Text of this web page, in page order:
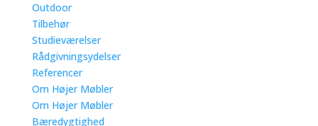
Outdoor
Tilbehør
Studieværelser
Rådgivningsydelser
Referencer
Om Højer Møbler
Om Højer Møbler
Bæredygtighed